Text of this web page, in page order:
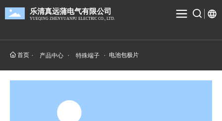
乐清真远蒲电气有限公司
YUEQING ZHENYUANPU ELECTRIC CO., LTD.
首页 产品中心 特殊端子 电池包极片